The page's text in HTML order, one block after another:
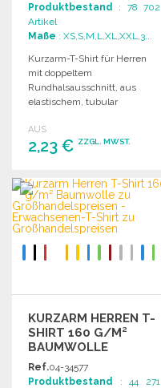
Produktbestand : 78 702
Artikel
Maße : XS,S,M,L,XL,XXL,3...
Kurzarm-T-Shirt für Herren
mit doppeltem
Rundhalsausschnitt, aus
elastischem, tubular
verstärkten Nähten am
Kragen.
AUS
2,23 € ZZGL. MWST.
BESTELLEN
Angebot anfordern
KURZARM HERREN T-
SHIRT 160 G/M²
BAUMWOLLE
Ref.04-34577
Produktbestand : 44 271